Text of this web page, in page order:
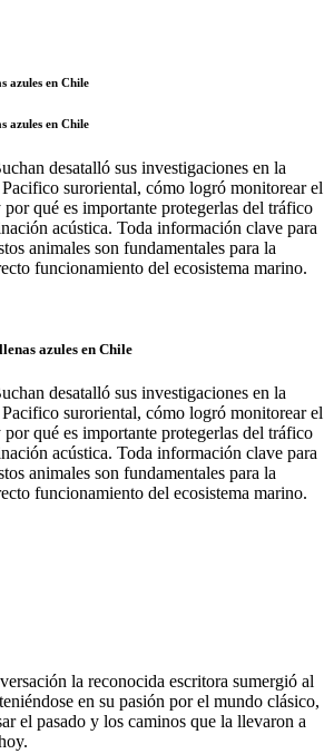
azules en Chile
azules en Chile
desatalló sus investigaciones en la
suroriental, cómo logró monitorear el
por qué es importante protegerlas del tráfico
acústica. Toda información clave para
animales son fundamentales para la
funcionamiento del ecosistema marino.
azules en Chile
desatalló sus investigaciones en la
suroriental, cómo logró monitorear el
por qué es importante protegerlas del tráfico
acústica. Toda información clave para
animales son fundamentales para la
funcionamiento del ecosistema marino.
la reconocida escritora sumergió al
en su pasión por el mundo clásico,
el pasado y los caminos que la llevaron a